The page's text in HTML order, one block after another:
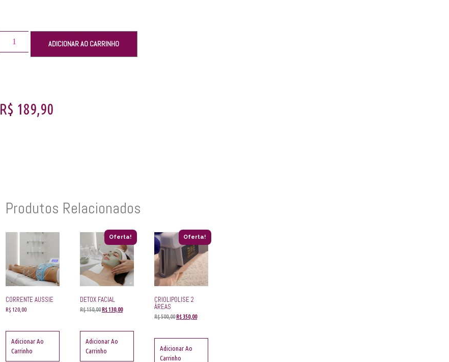
ADICIONAR AO CARRINHO
R$ 189,90
Produtos Relacionados
CORRENTE AUSSIE
R$ 120,00
Adicionar Ao
Carrinho
Oferta!
DETOX FACIAL
R$150,00 R$130,00
Adicionar Ao
Carrinho
Oferta!
CRIOLIPOLISE 2
ÁREAS
R$500,00 R$350,00
Adicionar Ao
Carrinho